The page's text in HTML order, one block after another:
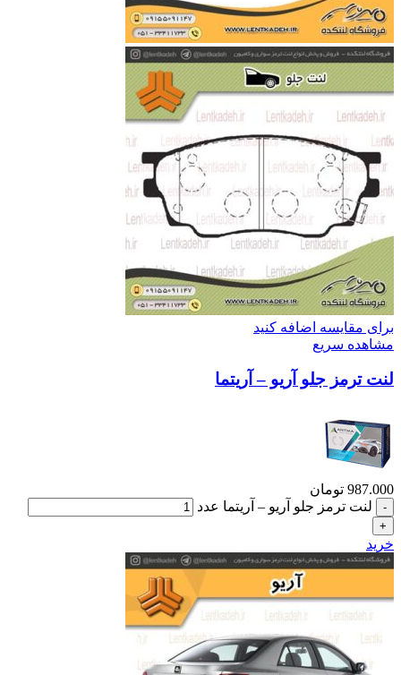
برای مقایسه اضافه کنید
مشاهده سریع
لنت ترمز جلو آریو – آریتما
987.000 تومان
لنت ترمز جلو آریو – آریتما عدد
خرید